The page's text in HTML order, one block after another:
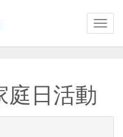
日活動